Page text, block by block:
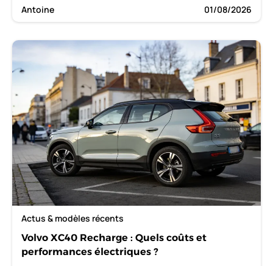
Antoine 01/08/2026
Actus & modèles récents
Volvo XC40 Recharge : Quels coûts et
performances électriques ?